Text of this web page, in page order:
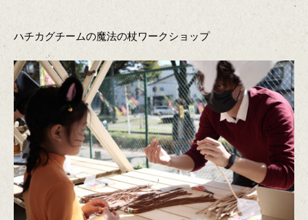
ハチカグチームの魔法の杖ワークショップ